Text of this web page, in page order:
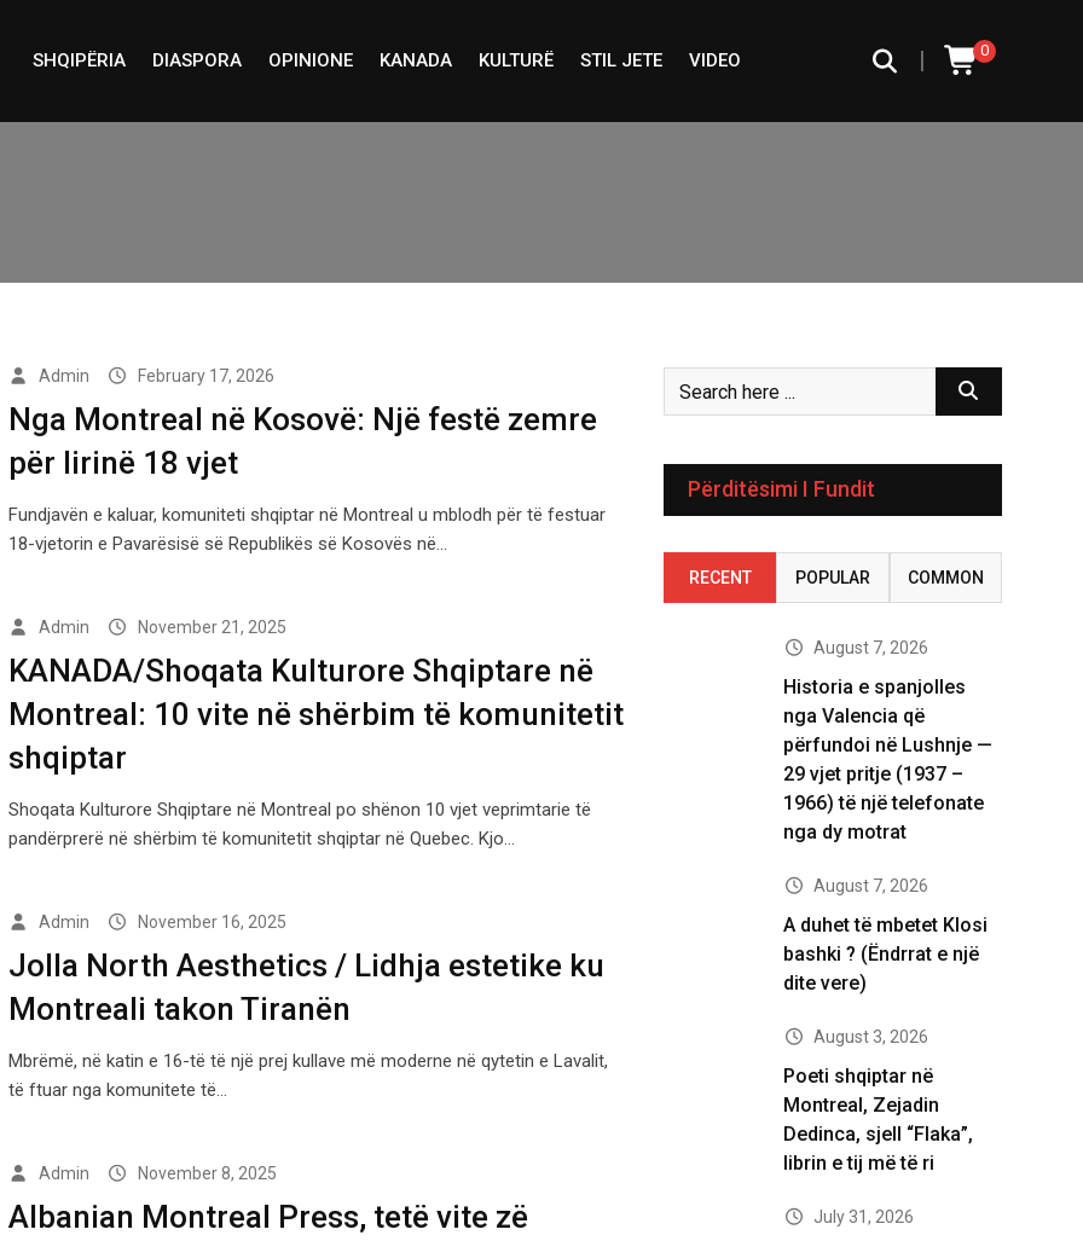
SHQIPËRIA DIASPORA OPINIONE KANADA KULTURË STIL JETE VIDEO 0
|
Admin February 17, 2026
Nga Montreal në Kosovë: Një festë zemre
për lirinë 18 vjet
Fundjavën e kaluar, komuniteti shqiptar në Montreal u mblodh për të festuar
18-vjetorin e Pavarësisë së Republikës së Kosovës në…
Admin November 21, 2025
KANADA/Shoqata Kulturore Shqiptare në
Montreal: 10 vite në shërbim të komunitetit
shqiptar
Shoqata Kulturore Shqiptare në Montreal po shënon 10 vjet veprimtarie të
pandërprerë në shërbim të komunitetit shqiptar në Quebec. Kjo…
Admin November 16, 2025
Jolla North Aesthetics / Lidhja estetike ku
Montreali takon Tiranën
Mbrëmë, në katin e 16-të të një prej kullave më moderne në qytetin e Lavalit,
të ftuar nga komunitete të…
Admin November 8, 2025
Albanian Montreal Press, tetë vite zë
Përditësimi I Fundit
RECENT POPULAR COMMON
August 7, 2026
Historia e spanjolles
nga Valencia që
përfundoi në Lushnje —
29 vjet pritje (1937 –
1966) të një telefonate
nga dy motrat
August 7, 2026
A duhet të mbetet Klosi
bashki ? (Ëndrrat e një
dite vere)
August 3, 2026
Poeti shqiptar në
Montreal, Zejadin
Dedinca, sjell “Flaka”,
librin e tij më të ri
July 31, 2026